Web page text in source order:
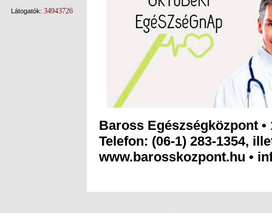
Látogatók: 34943726
Baross Egészségközpont
Telefon: (06-1) 283-1354,
www.barosskozpont.hu •